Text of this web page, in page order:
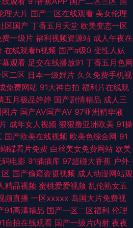
草草浮力院 国产熟女一二三 久久国产精品一
国产91在线观 欧美日韩大陆91 四虎色情 97
在线 午夜福利128 97操碰免费视频 91色se 国
无码电影 日韩精品四区 97色伦影院 激情五
导航 美女逼视频 人人操超碰在线 午夜福利色
下载 国产午夜伦理AV 欧美成人理论 日韩无
线看 豆花视频在线吃瓜 国产一起色 另类图片
91刺激视频 91网页版色色 超碰大香蕉伊人
足交视频 性爱午夜免费剧场 97色论精品 超碰
理大片 国产二区在线观看 美女伦理
区国产 丁香五月天堂 欧美变态一区
费一级片 福利视频资源站 成人午夜在
在线观看h视频 国产a级0 变性人妖
幕观看 足交在线播放91 丁香五月色网
二区 日本一级婬片 久久免费手机视
免费网站 91大神自拍 福利片在线观
五月极品婷婷 国产剧情精品 成人三
图片 国产AV国产AV 97亚洲精华液
成年女人视频 狠狠撸亚洲欧美 91操
国产欧美在线视频 欧美色综合网 91
蝶看片免费 白丝美女免费网站 欧美
码电影 91插插库 97超碰大香蕉 户外
国产偷窥盗摄视频 成人动漫网站观
精品视频 蜜桃爱爱视频 乱伦熟女五
频直播 一区xxxxx 岛国大片免费视
91高清精品 国产一区二区福利 伦理
自拍在线观看 国产一级片内射 夜夜